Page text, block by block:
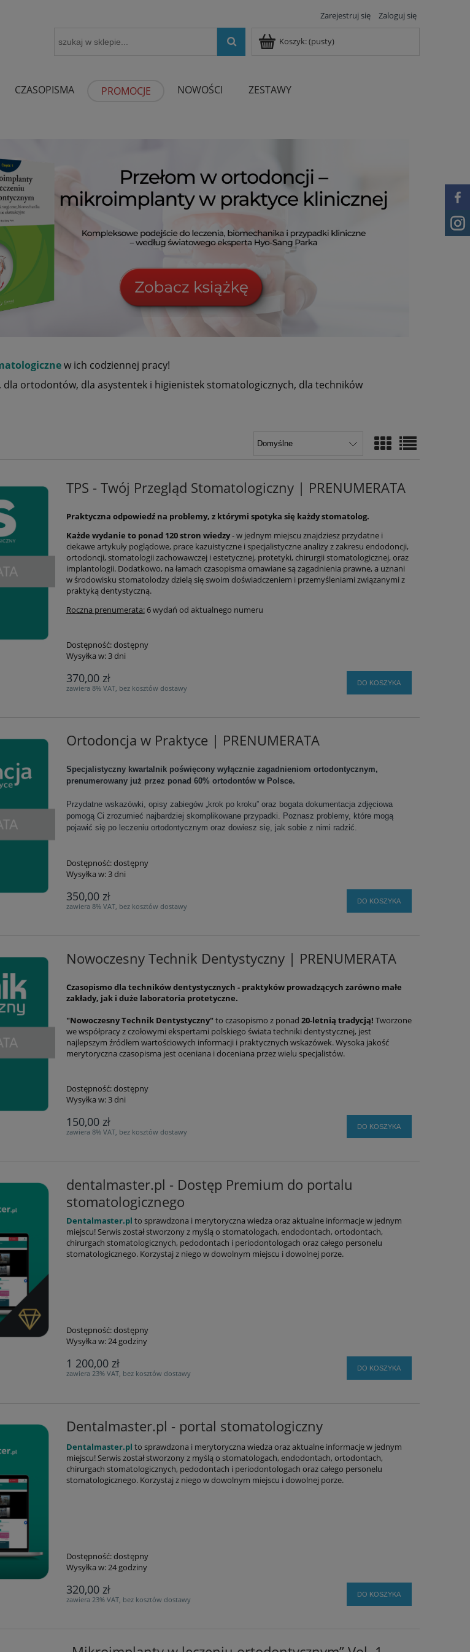
Zarejestruj się Zaloguj się
Koszyk:(pusty)
CZASOPISMA PROMOCJE NOWOŚCI ZESTAWY
w ich codziennej pracy!
dla ortodontów, dla asystentek i higienistek stomatologicznych, dla techników
TPS - Twój Przegląd Stomatologiczny | PRENUMERATA
Praktyczna odpowiedź na problemy, z którymi spotyka się każdy stomatolog.
Każde wydanie to ponad 120 stron wiedzy- w jednym miejscu znajdziesz przydatne i
ciekawe artykuły poglądowe, prace kazuistyczne i specjalistyczne analizy z zakresu endodoncji,
ortodoncji, stomatologii zachowawczej i estetycznej, protetyki, chirurgii stomatologicznej, oraz
implantologii. Dodatkowo, na łamach czasopisma omawiane są zagadnienia prawne, a uznani
w środowisku stomatolodzy dzielą się swoim doświadczeniem i przemyśleniami związanymi z
praktyką dentystyczną.
Roczna prenumerata:6 wydań od aktualnego numeru
Dostępność:dostępny
Wysyłka w: 3 dni
370,00 zł
zawiera 8% VAT, bez kosztów dostawy
DO KOSZYKA
Ortodoncja w Praktyce | PRENUMERATA
Specjalistyczny kwartalnik poświęcony wyłącznie zagadnieniom ortodontycznym,
prenumerowany już przez ponad 60% ortodontów w Polsce.
Przydatne wskazówki, opisy zabiegów „krok po kroku” oraz bogata dokumentacja zdjęciowa
pomogą Ci zrozumieć najbardziej skomplikowane przypadki. Poznasz problemy, które mogą
pojawić się po leczeniu ortodontycznym oraz dowiesz się, jak sobie z nimi radzić.
Dostępność:dostępny
Wysyłka w:3 dni
350,00 zł
zawiera 8% VAT, bez kosztów dostawy
DO KOSZYKA
Nowoczesny Technik Dentystyczny | PRENUMERATA
Czasopismo dla techników dentystycznych - praktyków prowadzących zarówno małe
zakłady, jak i duże laboratoria protetyczne.
"Nowoczesny Technik Dentystyczny"to czasopismo z ponad 20-letnią tradycją! Tworzone
we współpracy z czołowymi ekspertami polskiego świata techniki dentystycznej, jest
najlepszym źródłem wartościowych informacji i praktycznych wskazówek. Wysoka jakość
merytoryczna czasopisma jest oceniana i doceniana przez wielu specjalistów.
Dostępność:dostępny
Wysyłka w:3 dni
150,00 zł
zawiera 8% VAT, bez kosztów dostawy
DO KOSZYKA
dentalmaster.pl - Dostęp Premium do portalu
stomatologicznego
Dentalmaster.pl to sprawdzona i merytoryczna wiedza oraz aktualne informacje w jednym
miejscu!Serwis został stworzony z myślą o stomatologach, endodontach, ortodontach,
chirurgach stomatologicznych, pedodontach i periodontologach oraz całego personelu
stomatologicznego. Korzystaj z niego w dowolnym miejscu i dowolnej porze.
Dostępność:dostępny
Wysyłka w:24 godziny
1 200,00 zł
zawiera 23% VAT, bez kosztów dostawy
DO KOSZYKA
Dentalmaster.pl - portal stomatologiczny
Dentalmaster.pl to sprawdzona i merytoryczna wiedza oraz aktualne informacje w jednym
miejscu!Serwis został stworzony z myślą o stomatologach, endodontach, ortodontach,
chirurgach stomatologicznych, pedodontach i periodontologach oraz całego personelu
stomatologicznego. Korzystaj z niego w dowolnym miejscu i dowolnej porze.
Dostępność:dostępny
Wysyłka w:24 godziny
320,00 zł
zawiera 23% VAT, bez kosztów dostawy
DO KOSZYKA